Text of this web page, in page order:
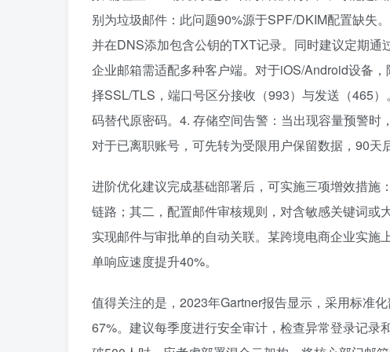
别为垃圾邮件：此问题90%源于SPF/DKIM配置缺失
并在DNS添加包含公钥的TXT记录。同时建议定期
企业邮箱需适配多种客户端。对于iOS/Android设备
择SSL/TLS，端口号区分接收（993）与发送（465
码替代原密码。4. 存储空间告警：当出现容量预警时
对于已离职账号，可先转为受限用户保留数据，90天
进阶优化建议完成基础部署后，可实施三项增效措
链路；其二，配置邮件审核规则，对含敏感关键词或
实现邮件与审批单的自动关联。某跨境电商企业实
单响应速度提升40%。
值得关注的是，2023年Gartner报告显示，采用标准
67%。建议每季度进行安全审计，检查异常登录记